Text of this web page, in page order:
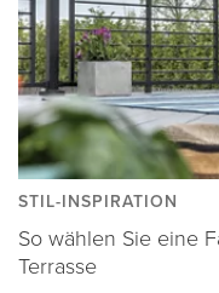
STIL-INSPIRATION
So wählen Sie eine
Terrasse